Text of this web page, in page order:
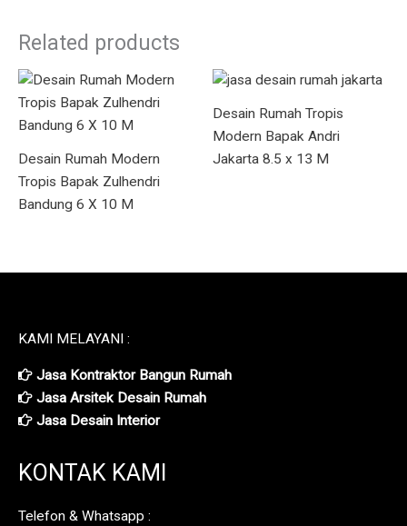
Related products
Desain Rumah Modern
Tropis Bapak Zulhendri
Bandung 6 X 10 M
Desain Rumah Tropis
Modern Bapak Andri
Jakarta 8.5 x 13 M
KAMI MELAYANI :
Jasa Kontraktor Bangun Rumah
Jasa Arsitek Desain Rumah
Jasa Desain Interior
KONTAK KAMI
Telefon & Whatsapp :